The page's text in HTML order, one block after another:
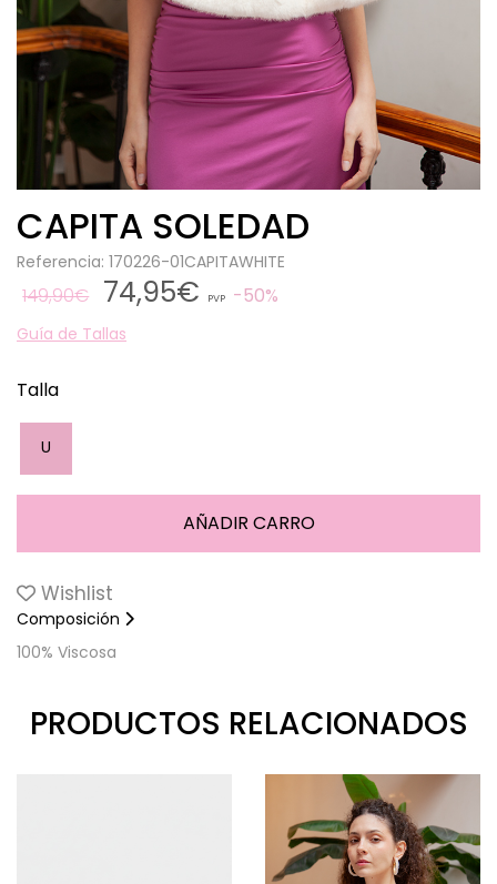
CAPITA SOLEDAD
Referencia: 170226-01CAPITAWHITE
149,90€ 74,95€ PVP 50%
Guía de Tallas
Talla
U
Wishlist
Composición
100% Viscosa
PRODUCTOS RELACIONADOS